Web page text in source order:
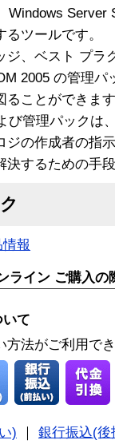
Windows
ツールです。
ジ、ベスト プラ
2005 の管理
ることができま
び管理パックは
ジの作成者の指
決するための手
情報
ライン ご購入の
て
方法がご利用で
)
銀行振込(後